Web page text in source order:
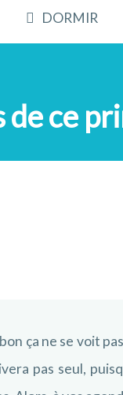
DORMIR
de ce
ça ne se voit
pas seul,